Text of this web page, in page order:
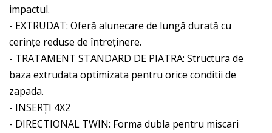
impactul.
- EXTRUDAT: Oferă alunecare de lungă durată cu
cerințe reduse de întreținere.
- TRATAMENT STANDARD DE PIATRA: Structura de
baza extrudata optimizata pentru orice conditii de
zapada.
- INSERȚI 4X2
- DIRECTIONAL TWIN: Forma dubla pentru miscari